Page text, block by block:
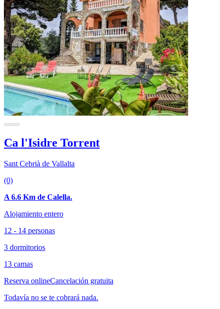
Ca l'Isidre Torrent
Sant Cebrià de Vallalta
(0)
A 6.6 Km de Calella.
Alojamiento entero
12 - 14 personas
3 dormitorios
13 camas
Reserva onlineCancelación gratuita
Todavía no se te cobrará nada.